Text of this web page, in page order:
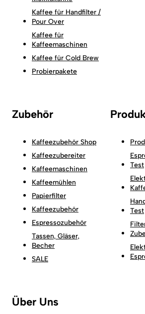
Kaffee für Handfilter /
Pour Over
Kaffee für
Kaffeemaschinen
Kaffee für Cold Brew
Probierpakete
Zubehör
Kaffeezubehör Shop
Kaffeezubereiter
Kaffeemaschinen
Kaffeemühlen
Papierfilter
Kaffeezubehör
Espressozubehör
Tassen, Gläser,
Becher
SALE
Test
Test
Über Uns